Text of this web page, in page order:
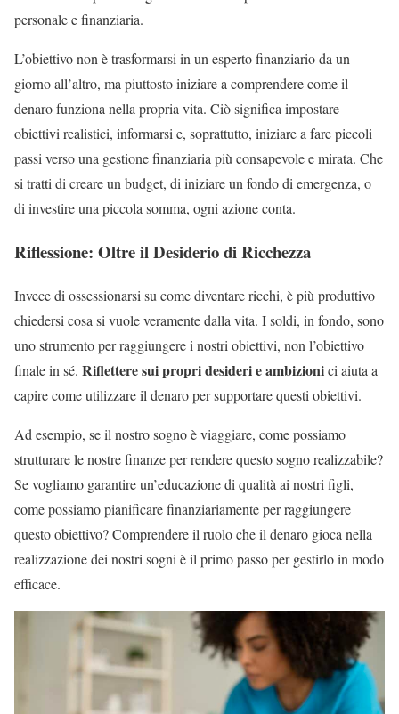
personale e finanziaria.
L’obiettivo non è trasformarsi in un esperto finanziario da un
giorno all’altro, ma piuttosto iniziare a comprendere come il
denaro funziona nella propria vita. Ciò significa impostare
obiettivi realistici, informarsi e, soprattutto, iniziare a fare piccoli
passi verso una gestione finanziaria più consapevole e mirata. Che
si tratti di creare un budget, di iniziare un fondo di emergenza, o
di investire una piccola somma, ogni azione conta.
Riflessione: Oltre il Desiderio di Ricchezza
Invece di ossessionarsi su come diventare ricchi, è più produttivo
chiedersi cosa si vuole veramente dalla vita. I soldi, in fondo, sono
uno strumento per raggiungere i nostri obiettivi, non l’obiettivo
finale in sé. Riflettere sui propri desideri e ambizionici aiuta a
capire come utilizzare il denaro per supportare questi obiettivi.
Ad esempio, se il nostro sogno è viaggiare, come possiamo
strutturare le nostre finanze per rendere questo sogno realizzabile?
Se vogliamo garantire un’educazione di qualità ai nostri figli,
come possiamo pianificare finanziariamente per raggiungere
questo obiettivo? Comprendere il ruolo che il denaro gioca nella
realizzazione dei nostri sogni è il primo passo per gestirlo in modo
efficace.